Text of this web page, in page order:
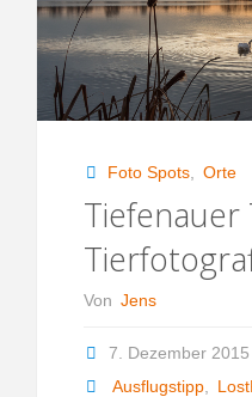
der
1000
Foto Spots, Orte
Tiefenauer
Von Jens
7. Dezember 2015
Ausflugstipp,